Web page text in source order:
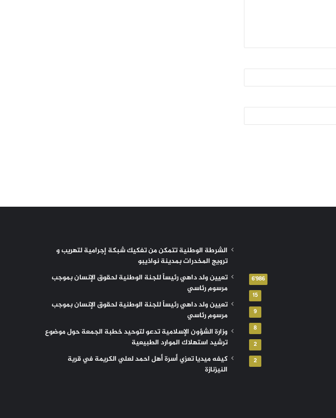
6٬986
15
9
8
2
2
الشرطة الوطنية تتمكن من تفكيك شبكة إجرامية لتهريب و
ترويج المخدرات بمدينة نواذيبو
تعيين ولد داهي رئيساً للجنة الوطنية لحقوق الإنسان بموجب
مرسوم رئاسي
تعيين ولد داهي رئيساً للجنة الوطنية لحقوق الإنسان بموجب
مرسوم رئاسي
وزارة الشؤون الإسلامية تدعو لتوحيد خطبة الجمعة حول موضوع
ترشيد استهلاك الموارد الطبيعية
كيفه ميديا تعزي أسرة أهل احمد لعلي الكريمة في قرية
النيزنازة